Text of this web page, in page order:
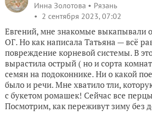
Инна Золотова
Рязань
2 сентября 2023, 07:02
Евгений, мне знакомые выкапывали
ОГ. Но как написала Татьяна — всё
повреждение корневой системы. В
вырастила острый ( но и сорта
семян на подоконнике. Ни о какой
было и речи. Мне хватило тли,
с букетом ромашек! Сейчас все
Посмотрим, как переживут зиму без